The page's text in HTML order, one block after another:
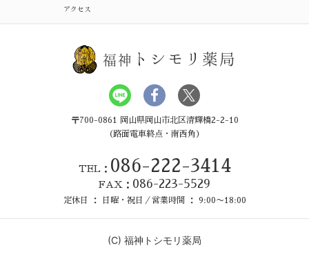
アクセス
福神 トシモリ薬局
〒700-0861 岡山県岡山市北区清輝橋2-2-10
（路面電車終点・南西角）
TEL： 086-222-3414
FAX： 086-223-5529
定休日 ： 日曜・祝日／営業時間 ： 9:00〜18:00
(C) 福神トシモリ薬局